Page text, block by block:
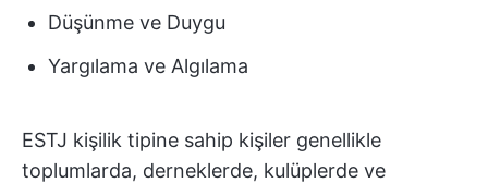
Düşünme ve Duygu
Yargılama ve Algılama
ESTJ kişilik tipine sahip kişiler genellikle
toplumlarda, derneklerde, kulüplerde ve